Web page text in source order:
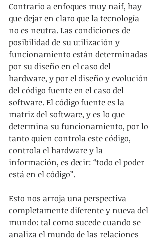
Contrario a enfoques muy naif, hay
que dejar en claro que la tecnología
no es neutra. Las condiciones de
posibilidad de su utilización y
funcionamiento están determinadas
por su diseño en el caso del
hardware, y por el diseño y evolución
del código fuente en el caso del
software. El código fuente es la
matriz del software, y es lo que
determina su funcionamiento, por lo
tanto quien controla este código,
controla el hardware y la
información, es decir: “todo el poder
está en el código”.
Esto nos arroja una perspectiva
completamente diferente y nueva del
mundo: tal como sucede cuando se
analiza el mundo de las relaciones